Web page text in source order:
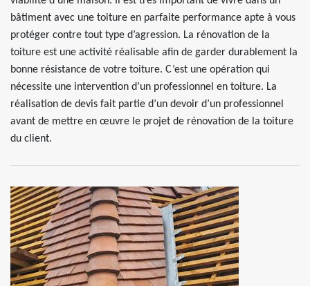
bâtiment avec une toiture en parfaite performance apte à vous
protéger contre tout type d’agression. La rénovation de la
toiture est une activité réalisable afin de garder durablement la
bonne résistance de votre toiture. C’est une opération qui
nécessite une intervention d’un professionnel en toiture. La
réalisation de devis fait partie d’un devoir d’un professionnel
avant de mettre en œuvre le projet de rénovation de la toiture
du client.